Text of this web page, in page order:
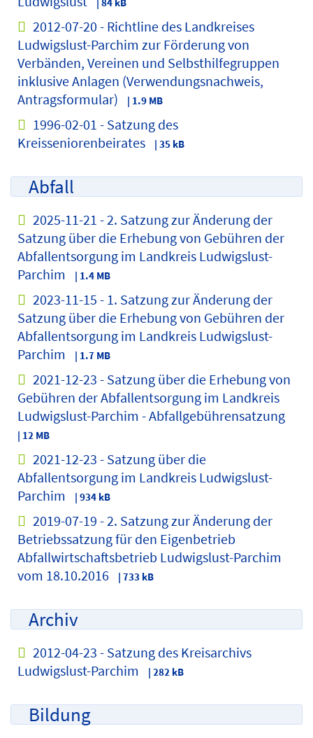
2012-07-20 - Richtline des Landkreises
Ludwigslust-Parchim zur Förderung von
Verbänden, Vereinen und Selbsthilfegruppen
inklusive Anlagen (Verwendungsnachweis,
Antragsformular)
| 1.9 MB
1996-02-01 - Satzung des
Kreisseniorenbeirates
| 35 kB
Abfall
2025-11-21 - 2. Satzung zur Änderung der
Satzung über die Erhebung von Gebühren der
Abfallentsorgung im Landkreis Ludwigslust-
Parchim
| 1.4 MB
2023-11-15 - 1. Satzung zur Änderung der
Satzung über die Erhebung von Gebühren der
Abfallentsorgung im Landkreis Ludwigslust-
Parchim
| 1.7 MB
2021-12-23 - Satzung über die Erhebung von
Gebühren der Abfallentsorgung im Landkreis
Ludwigslust-Parchim - Abfallgebührensatzung
| 12 MB
2021-12-23 - Satzung über die
Abfallentsorgung im Landkreis Ludwigslust-
Parchim
| 934 kB
2019-07-19 - 2. Satzung zur Änderung der
Betriebssatzung für den Eigenbetrieb
Abfallwirtschaftsbetrieb Ludwigslust-Parchim
vom 18.10.2016
| 733 kB
Archiv
2012-04-23 - Satzung des Kreisarchivs
Ludwigslust-Parchim
| 282 kB
Bildung